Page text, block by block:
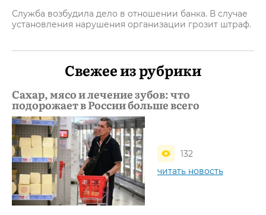
Служба возбудила дело в отношении банка. В случае
установления нарушения организации грозит штраф.
Свежее из рубрики
Сахар, мясо и лечение зубов: что
подорожает в России больше всего
132
читать новость